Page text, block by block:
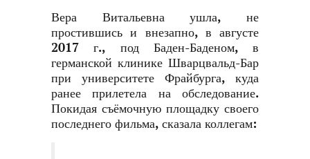
Вера Витальевна ушла, не
простившись и внезапно, в августе
2017 г., под Баден-Баденом, в
германской клинике Шварцвальд-Бар
при университете Фрайбурга, куда
ранее прилетела на обследование.
Покидая съёмочную площадку своего
последнего фильма, сказала коллегам: